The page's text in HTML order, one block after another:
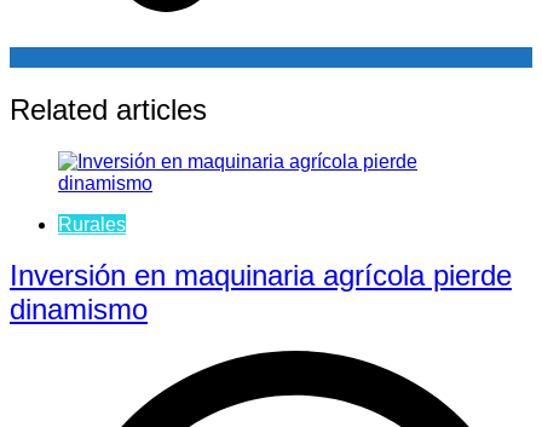
Related articles
Rurales
Inversión en maquinaria agrícola pierde
dinamismo